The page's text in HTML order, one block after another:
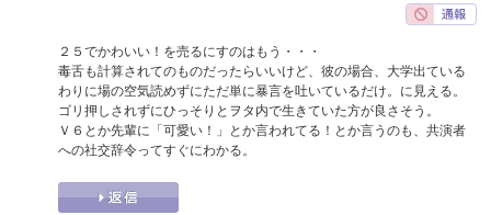
２５でかわいい！を売るにすのはもう・・・
毒舌も計算されてのものだったらいいけど、彼の場合、大学出ている
わりに場の空気読めずにただ単に暴言を吐いているだけ。に見える。
ゴリ押しされずにひっそりとヲタ内で生きていた方が良さそう。
Ｖ６とか先輩に「可愛い！」とか言われてる！とか言うのも、共演者
への社交辞令ってすぐにわかる。